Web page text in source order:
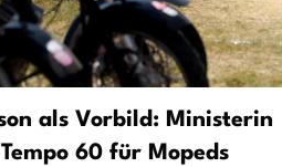
als Vorbild: Ministerin
60 für Mopeds